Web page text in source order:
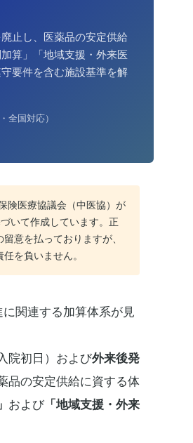
止し、医薬品の安定供給
算」「地域支援・外来医
要件を含む施設基準を解
全国対応）
険医療協議会（中医協）が
いて作成しています。正
意を払っておりますが、
を負いません。
関連する加算体系が見
院初日）および外来後発
品の安定供給に資する体
および「地域支援・外来